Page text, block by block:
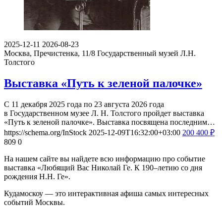
2025-12-11 2026-08-23
Москва, Пречистенка, 11/8 Государственный музей Л.Н.
Толстого
Выставка «Путь к зеленой палочке»
С 11 декабря 2025 года по 23 августа 2026 года
в Государственном музее Л. Н. Толстого пройдет выставка
«Путь к зеленой палочке». Выставка посвящена последним…
https://schema.org/InStock 2025-12-09T16:32:00+03:00 200 400 ₽
809 0
На нашем сайте вы найдете всю информацию про событие
выставка «Любящий Вас Николай Ге. К 190–летию со дня
рождения Н.Н. Ге».
Кудамоскоу — это интерактивная афиша самых интересных
событий Москвы.